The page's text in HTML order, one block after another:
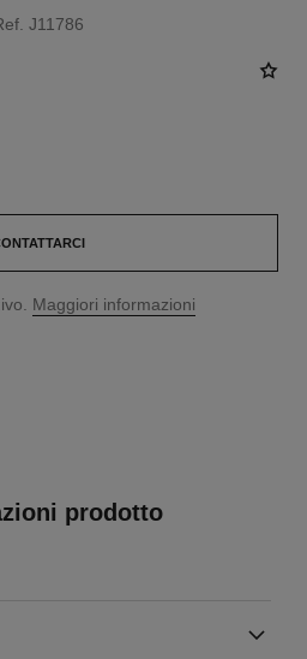
J11786
Maggiori informazioni
prodotto